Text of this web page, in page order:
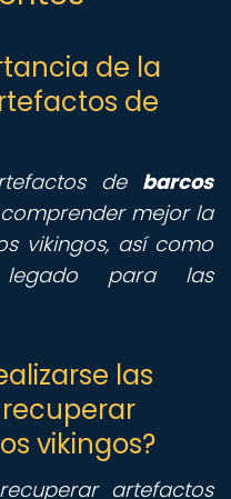
de la
de
de barcos
mejor la
vikingos, así como
para las
las
vikingos?
artefactos